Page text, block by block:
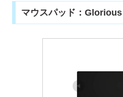
マウスパッド：